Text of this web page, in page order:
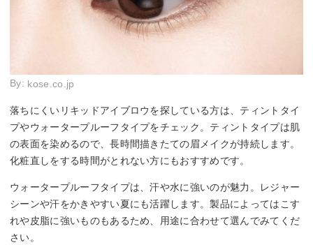
By: kose.co.jp
落ちにくいリキッドアイブロウを探している方は、ティントタイ
プやウォータープルーフタイプをチェック。ティントタイプは肌
の表面を染めるので、長時間描きたての眉メイクが持続します。
化粧直しをする時間がとれない方にもおすすめです。
ウォータープルーフタイプは、汗や水に強いのが魅力。レジャー
シーンや汗をかきやすい夏にも活躍します。製品によってはこす
れや皮脂に強いものもあるため、用途に合わせて選んでみてくだ
さい。